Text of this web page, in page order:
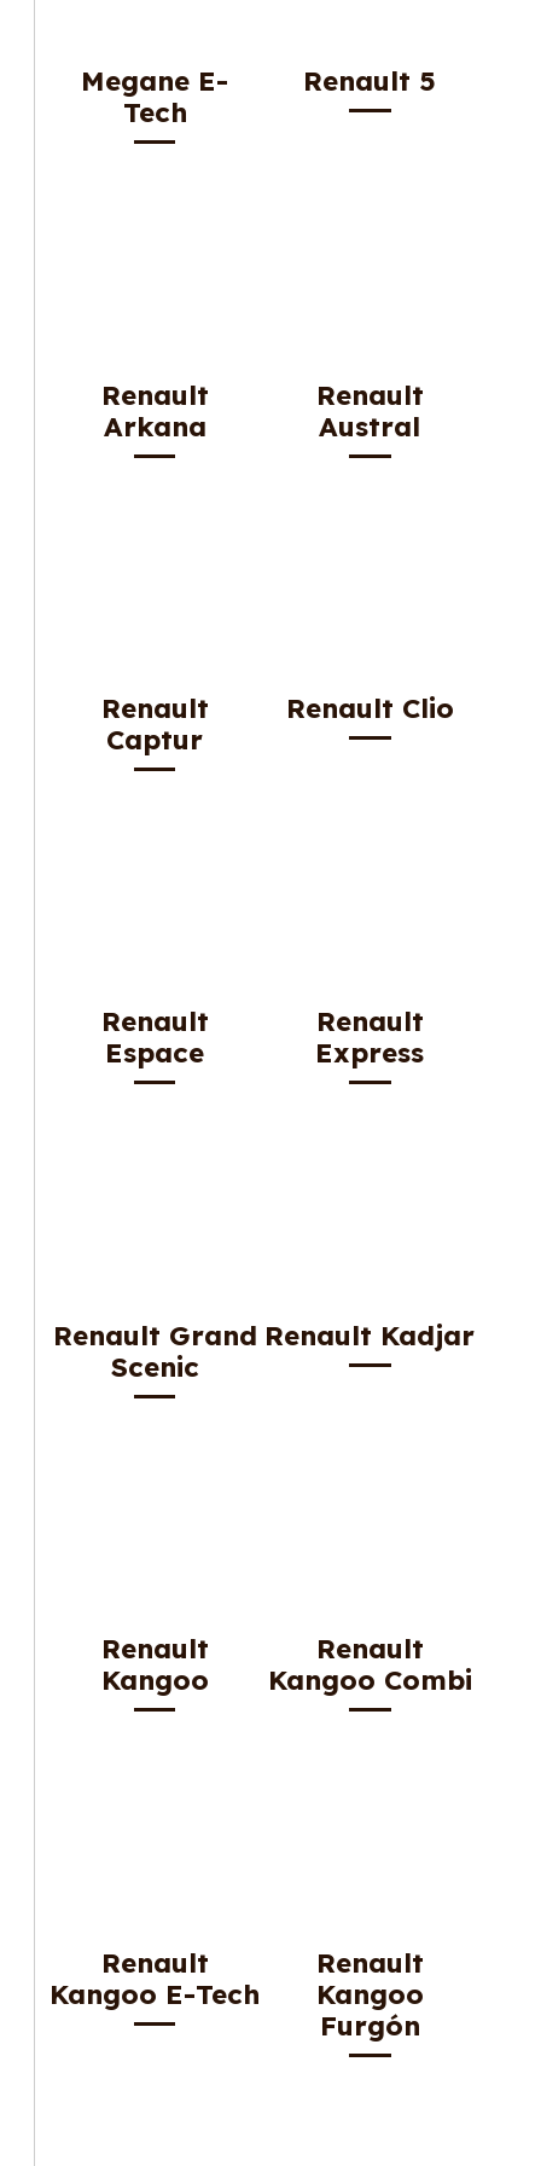
Megane E-
Tech
Renault 5
Renault
Arkana
Renault
Austral
Renault
Captur
Renault Clio
Renault
Espace
Renault
Express
Renault Grand
Scenic
Renault Kadjar
Renault
Kangoo
Renault
Kangoo Combi
Renault
Kangoo E-Tech
Renault
Kangoo
Furgón